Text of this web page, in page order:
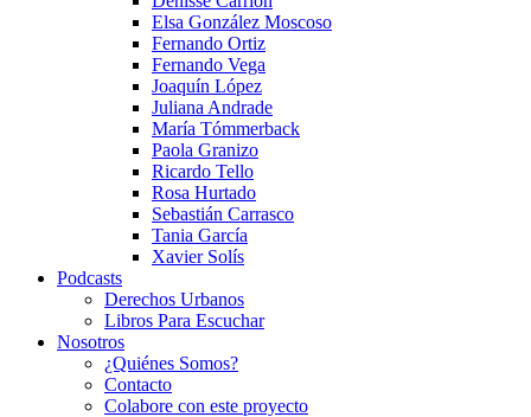
Elsa González Moscoso
Fernando Ortiz
Fernando Vega
Joaquín López
Juliana Andrade
María Tómmerback
Paola Granizo
Ricardo Tello
Rosa Hurtado
Sebastián Carrasco
Tania García
Xavier Solís
Podcasts
Derechos Urbanos
Libros Para Escuchar
Nosotros
¿Quiénes Somos?
Contacto
Colabore con este proyecto